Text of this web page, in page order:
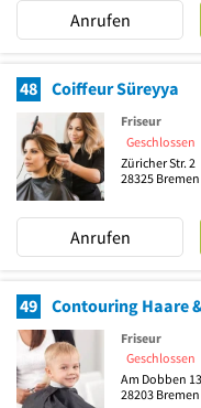
Anrufen
48 Coiffeur Süreyya
Friseur
Geschlossen
Züricher Str. 2
28325 Bremen
Anrufen
49 Contouring Haare
Friseur
Geschlossen
Am Dobben
28203 Bremen